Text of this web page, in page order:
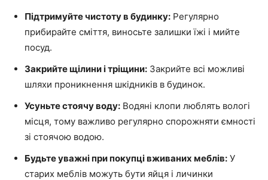
Підтримуйте чистоту в будинку: Регулярно
прибирайте сміття, виносьте залишки їжі і мийте
посуд.
Закрийте щілини і тріщини: Закрийте всі можливі
шляхи проникнення шкідників в будинок.
Усуньте стоячу воду: Водяні клопи люблять вологі
місця, тому важливо регулярно спорожняти ємності
зі стоячою водою.
Будьте уважні при покупці вживаних меблів: У
старих меблів можуть бути яйця і личинки